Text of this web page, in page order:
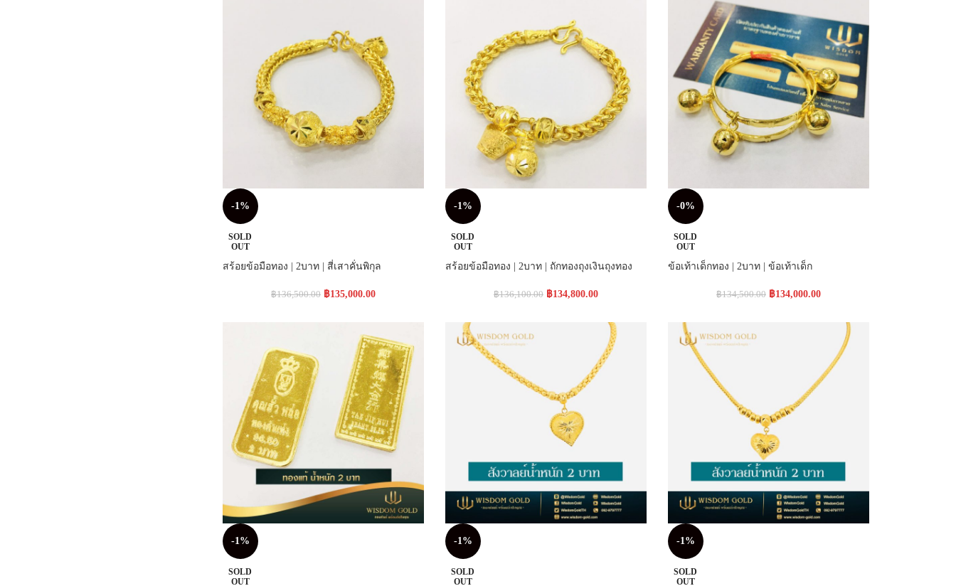
-1%
SOLD
OUT
สร้อยข้อมือทอง | 2บาท | สี่เสาคั่นพิกุล
฿136,500.00 ฿135,000.00
-1%
SOLD
OUT
สร้อยข้อมือทอง | 2บาท | ถักทองถุงเงินถุงทอง
฿136,100.00 ฿134,800.00
-0%
SOLD
OUT
ข้อเท้าเด็กทอง | 2บาท | ข้อเท้าเด็ก
฿134,500.00 ฿134,000.00
-1%
SOLD
OUT
-1%
SOLD
OUT
-1%
SOLD
OUT